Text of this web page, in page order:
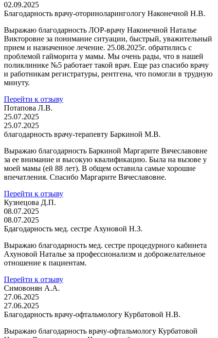
02.09.2025
Благодарность врачу-оториноларингологу Наконечной Н.В.
Выражаю благодарность ЛОР-врачу Наконечной Наталье
Викторовне за понимание ситуации, быстрый, уважительный
прием и назначенное лечение. 25.08.2025г. обратились с
проблемой гайморита у мамы. Мы очень рады, что в нашей
поликлинике №5 работает такой врач. Еще раз спасибо врачу
и работникам регистратуры, рентгена, что помогли в трудную
минуту.
Перейти к отзыву
Потапова Л.В.
25.07.2025
25.07.2025
благодарность врачу-терапевту Баркиной М.В.
Выражаю благодарность Баркиной Маргарите Вячеславовне
за ее внимание и высокую квалификацию. Была на вызове у
моей мамы (ей 88 лет). В общем оставила самые хорошие
впечатления. Спасибо Маргарите Вячеславовне.
Перейти к отзыву
Кузнецова Д.П.
08.07.2025
08.07.2025
Бдагодарность мед. сестре Ахуновой Н.З.
Выражаю благодарность мед. сестре процедурного кабинета
Ахуновой Наталье за профессионализм и доброжелательное
отношение к пациентам.
Перейти к отзыву
Симовонян А.А.
27.06.2025
27.06.2025
Благодарность врачу-офтальмологу Курбатовой Н.В.
Выражаю благодарность врачу-офтальмологу Курбатовой